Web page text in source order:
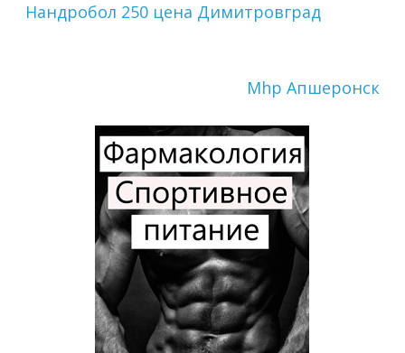
Нандробол 250 цена Димитровград
Mhp Апшеронск